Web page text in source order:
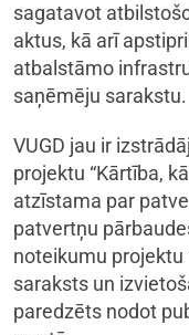
sagatavot
aktus, kā arī
atbalstāmo
saņēmēju sarakstu.
VUGD jau ir
projektu “Kārtība,
atzīstama par
patvertņu
noteikumu projektu
saraksts un
paredzēts nodot